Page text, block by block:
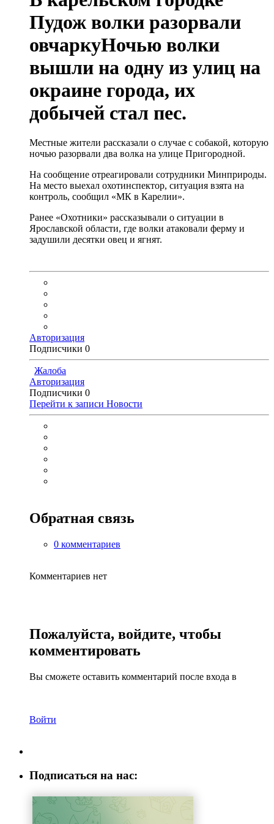
Пудож волки разорвали
овчаркуНочью волки
вышли на одну из улиц на
окраине города, их
добычей стал пес.
Местные жители рассказали о случае с собакой, которую
ночью разорвали два волка на улице Пригородной.
На сообщение отреагировали сотрудники Минприроды.
На место выехал охотинспектор, ситуация взята на
контроль, сообщил «МК в Карелии».
Ранее «Охотники» рассказывали о ситуации в
Ярославской области, где волки атаковали ферму и
задушили десятки овец и ягнят.
Авторизация
Подписчики 0
Жалоба
Авторизация
Подписчики 0
Перейти к записи Новости
Обратная связь
0 комментариев
Комментариев нет
Пожалуйста, войдите, чтобы
комментировать
Вы сможете оставить комментарий после входа в
Войти
Подписаться на нас: